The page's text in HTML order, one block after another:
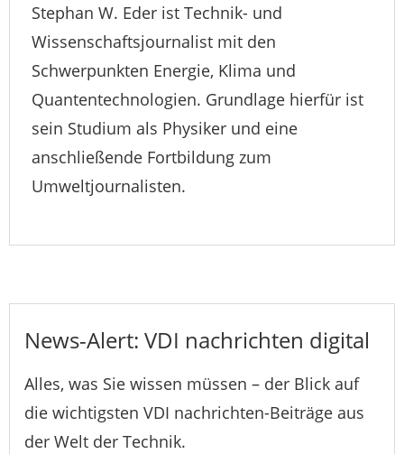
Stephan W. Eder ist Technik- und
Wissenschaftsjournalist mit den
Schwerpunkten Energie, Klima und
Quantentechnologien. Grundlage hierfür ist
sein Studium als Physiker und eine
anschließende Fortbildung zum
Umweltjournalisten.
News-Alert: VDI nachrichten digital
Alles, was Sie wissen müssen – der Blick auf
die wichtigsten VDI nachrichten-Beiträge aus
der Welt der Technik.